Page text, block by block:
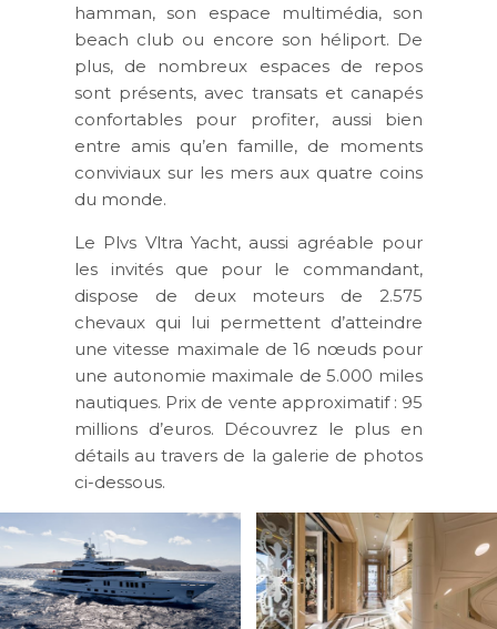
hamman, son espace multimédia, son
beach club ou encore son héliport. De
plus, de nombreux espaces de repos
sont présents, avec transats et canapés
confortables pour profiter, aussi bien
entre amis qu’en famille, de moments
conviviaux sur les mers aux quatre coins
du monde.
Le Plvs Vltra Yacht, aussi agréable pour
les invités que pour le commandant,
dispose de deux moteurs de 2.575
chevaux qui lui permettent d’atteindre
une vitesse maximale de 16 nœuds pour
une autonomie maximale de 5.000 miles
nautiques. Prix de vente approximatif : 95
millions d’euros. Découvrez le plus en
détails au travers de la galerie de photos
ci-dessous.